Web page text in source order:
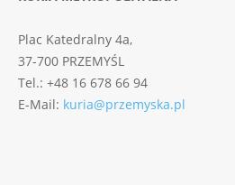
Plac Katedralny 4a,
37-700 PRZEMYŚL
Tel.: +48 16 678 66 94
E-Mail: kuria@przemyska.pl